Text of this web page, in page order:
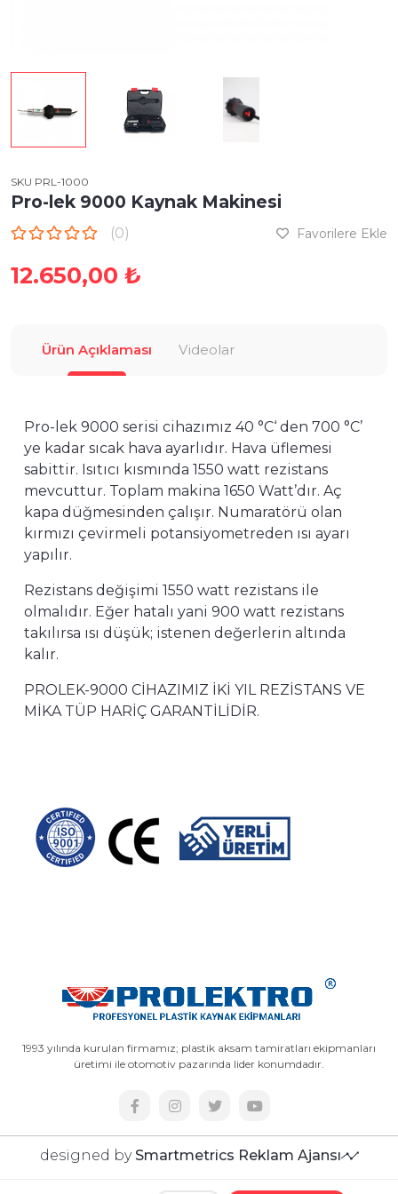
SKU PRL-1000
Pro-lek 9000 Kaynak Makinesi
(0) Favorilere Ekle
12.650,00 ₺
Ürün Açıklaması Videolar
Pro-lek 9000 serisi cihazımız 40 °C‘ den 700 °C’
ye kadar sıcak hava ayarlıdır. Hava üflemesi
sabittir. Isıtıcı kısmında 1550 watt rezistans
mevcuttur. Toplam makina 1650 Watt’dır. Aç
kapa düğmesinden çalışır. Numaratörü olan
kırmızı çevirmeli potansiyometreden ısı ayarı
yapılır.
Rezistans değişimi 1550 watt rezistans ile
olmalıdır. Eğer hatalı yani 900 watt rezistans
takılırsa ısı düşük; istenen değerlerin altında
kalır.
PROLEK-9000 CİHAZIMIZ İKİ YIL REZİSTANS VE
MİKA TÜP HARİÇ GARANTİLİDİR.
1993 yılında kurulan firmamız; plastik aksam tamiratları ekipmanları
üretimi ile otomotiv pazarında lider konumdadır.
designed by Smartmetrics Reklam Ajansı